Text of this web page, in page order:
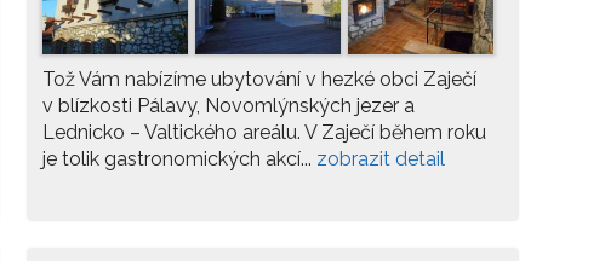
Tož Vám nabízíme ubytování v hezké obci Zaječí
v blízkosti Pálavy, Novomlýnských jezer a
Lednicko – Valtického areálu. V Zaječí během roku
je tolik gastronomických akcí... zobrazit detail